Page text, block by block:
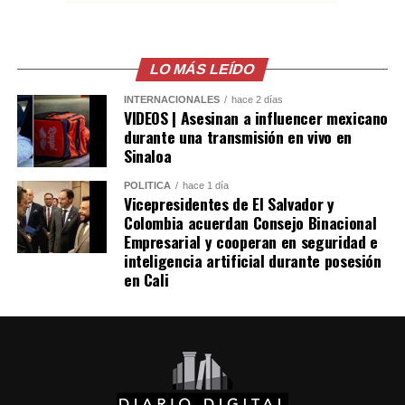
millones de dólares para Pemex al cierre del segundo
trimestre, cifra que representa un incremento del 20 %
en comparación con el mismo período de 2025.
Como antecedente, recordaron que una toma
clandestina en un ducto de Pemex provocó una
explosión en 2019, en el estado de Hidalgo, dejando un
saldo de 137 personas fallecidas.
LO MÁS LEÍDO
INTERNACIONALES hace 2 días
VIDEOS | Asesinan a influencer mexicano
durante una transmisión en vivo en
Sinaloa
POLÍTICA hace 1 día
Vicepresidentes de El Salvador y
Colombia acuerdan Consejo Binacional
Empresarial y cooperan en seguridad e
inteligencia artificial durante posesión
en Cali